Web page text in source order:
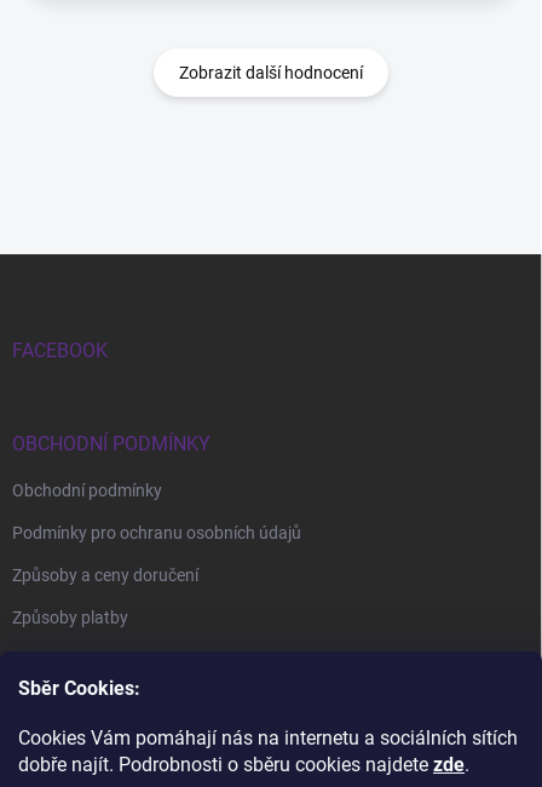
Sběr Cookies:
Cookies Vám pomáhají nás na internetu a sociálních sítích
dobře najít. Podrobnosti o sběru cookies najdete zde.
Zobrazit další hodnocení
FACEBOOK
OBCHODNÍ PODMÍNKY
Obchodní podmínky
Podmínky pro ochranu osobních údajů
Způsoby a ceny doručení
Způsoby platby